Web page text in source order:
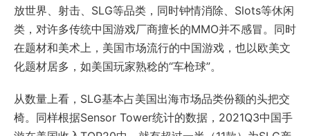
放世界、射击、SLG等品类，同时钟情消除、Slots等休闲
类，对许多传统中国游戏厂商擅长的MMO并不感冒。同时
在题材和美术上，美国市场流行的中国游戏，也以欧美文
化题材居多，如美国玩家熟稔的“车枪球”。
从数量上看，SLG基本占美国出海市场品类份额的头把交
椅。同样根据Sensor Tower统计的数据，2021Q3中国手